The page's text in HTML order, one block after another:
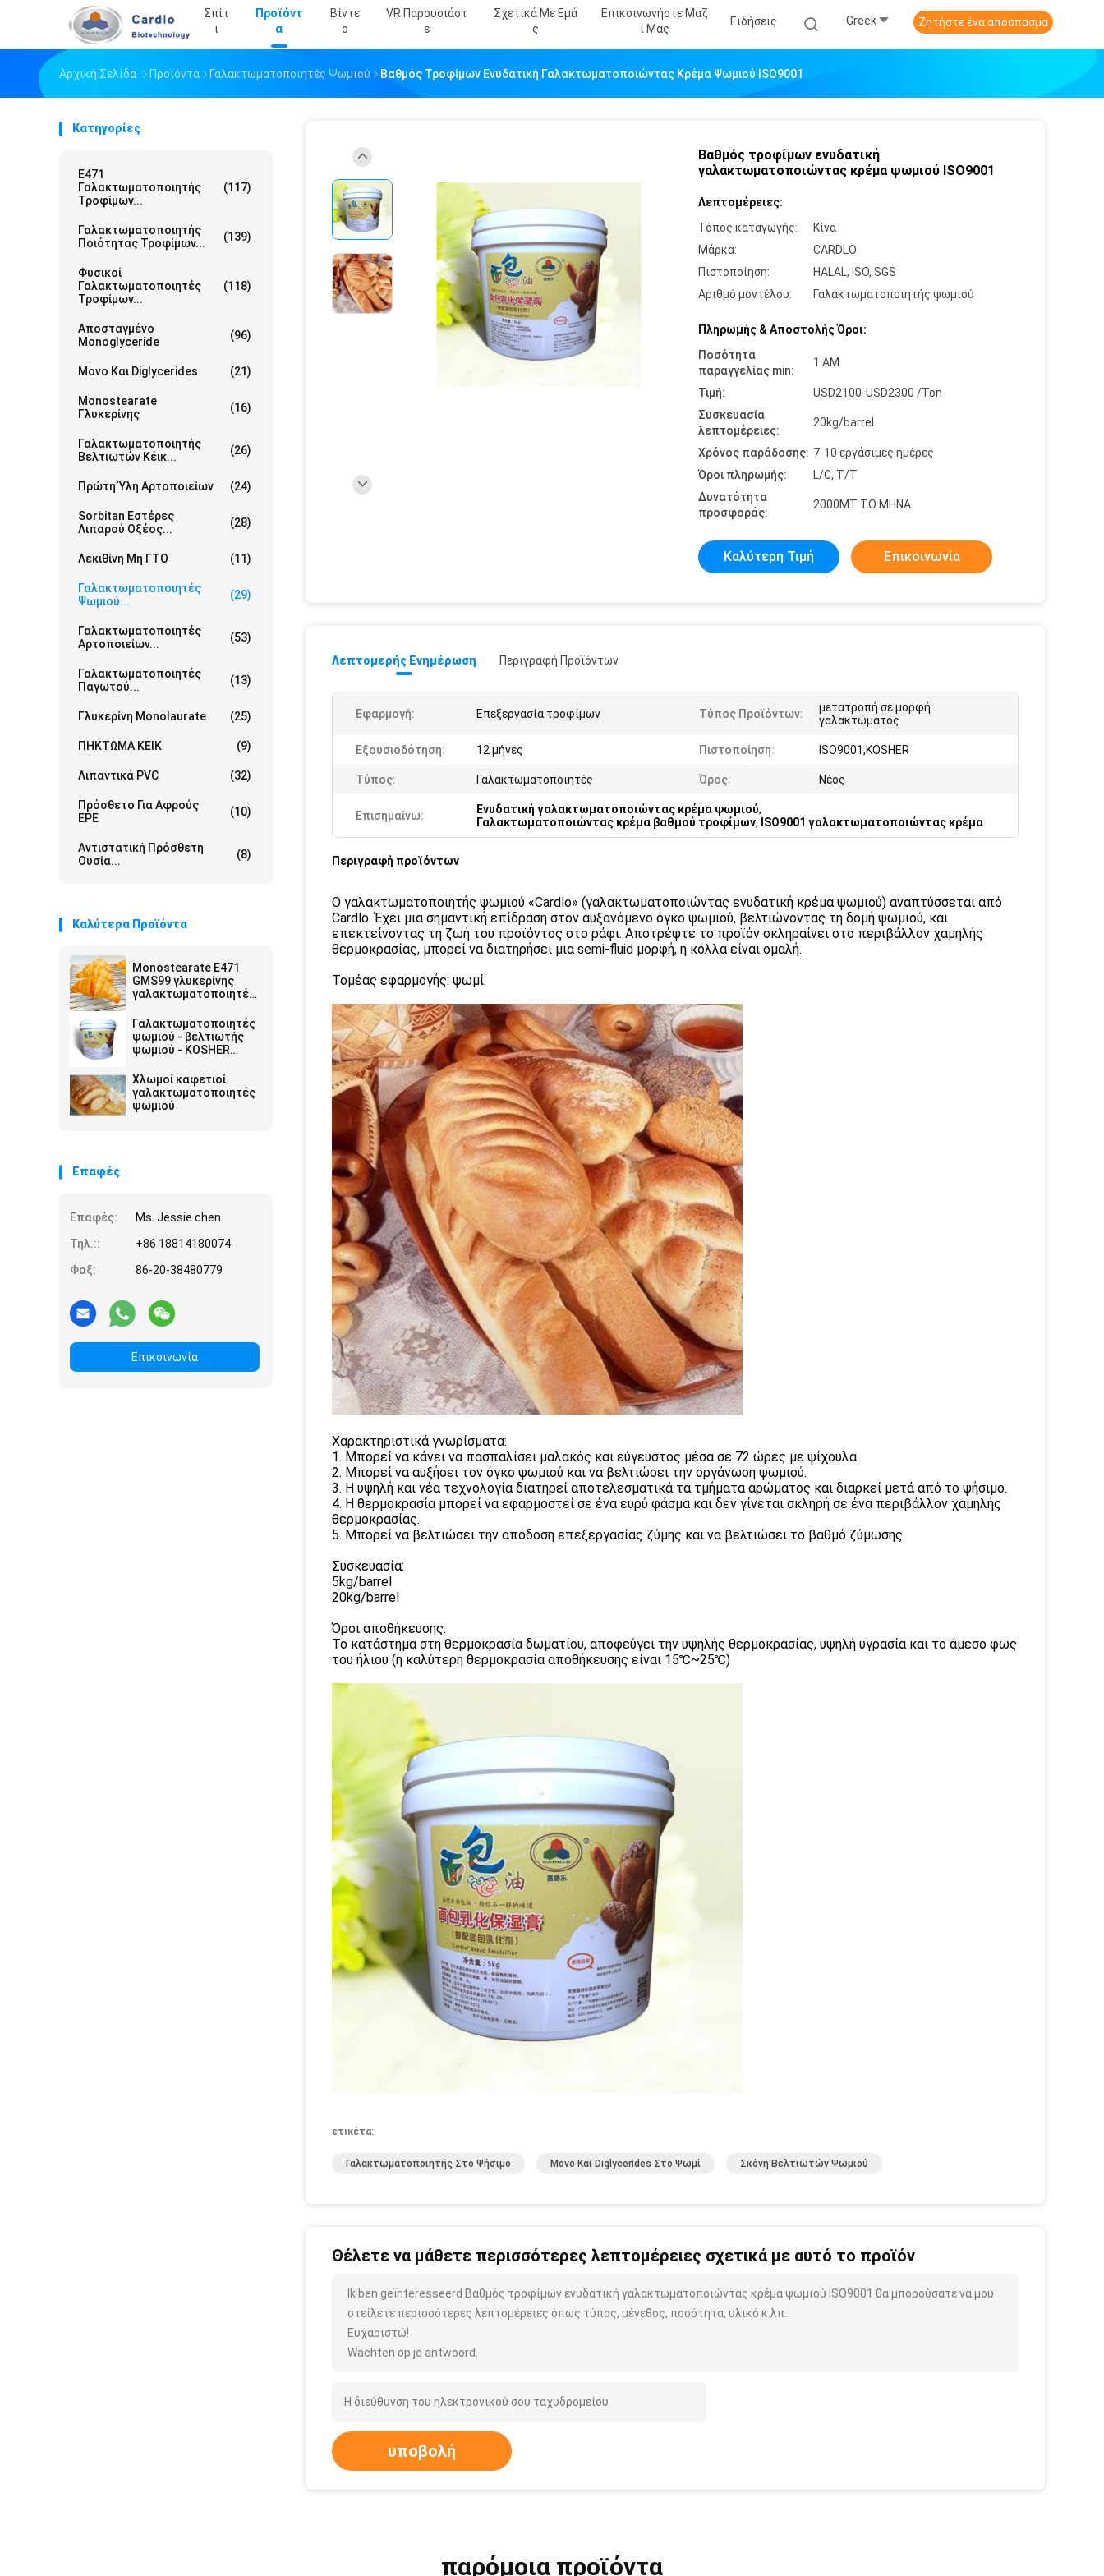
Σπίτ
Ι
Προϊόντ
Α
Βίντε
Ο
VR Παρουσιάστ
Ε
Σχετικά Με Εμά
Σ
Επικοινωνήστε Μαζ
Ί Μας
Ειδήσεις Greek Ζητήστε ένα απόσπασμα
Αρχική Σελίδα Προϊόντα Γαλακτωματοποιητές Ψωμιού Βαθμός Τροφίμων Ενυδατική Γαλακτωματοποιώντας Κρέμα Ψωμιού ISO9001
Κατηγορίες
E471
Γαλακτωματοποιητής
Τροφίμων...
(117)
Γαλακτωματοποιητής
Ποιότητας Τροφίμων...
(139)
Φυσικοί
Γαλακτωματοποιητές
Τροφίμων...
(118)
Αποσταγμένο
Monoglyceride
(96)
Μονο Και Diglycerides (21)
Monostearate
Γλυκερίνης
(16)
Γαλακτωματοποιητής
Βελτιωτών Κέικ...
(26)
Πρώτη Ύλη Αρτοποιείων (24)
Sorbitan Εστέρες
Λιπαρού Οξέος...
(28)
Λεκιθίνη Μη ΓΤΟ (11)
Γαλακτωματοποιητές
Ψωμιού...
(29)
Γαλακτωματοποιητές
Αρτοποιείων...
(53)
Γαλακτωματοποιητές
Παγωτού...
(13)
Γλυκερίνη Monolaurate (25)
ΠΗΚΤΩΜΑ ΚΕΙΚ (9)
Λιπαντικά PVC (32)
Πρόσθετο Για Αφρούς
EPE
(10)
Αντιστατική Πρόσθετη
Ουσία...
(8)
Καλύτερα Προϊόντα
Monostearate E471
GMS99 γλυκερίνης
γαλακτωματοποιητές
Γαλακτωματοποιητές
ψωμιού - βελτιωτής
ψωμιού - KOSHER
γαλακτωματοποιητές
Χλωμοί καφετιοί
γαλακτωματοποιητές
ψωμιού
Επαφές
Επαφές:
Ms. Jessie chen
Τηλ.::
+86 18814180074
Φαξ:
86-20-38480779
Επικοινωνία
Βαθμός τροφίμων ενυδατική
γαλακτωματοποιώντας κρέμα ψωμιού ISO9001
Λεπτομέρειες:
Τόπος καταγωγής:
Κίνα
Μάρκα:
CARDLO
Πιστοποίηση:
HALAL, ISO, SGS
Αριθμό μοντέλου:
Γαλακτωματοποιητής ψωμιού
Πληρωμής & Αποστολής Όροι:
Ποσότητα
παραγγελίας min:
1 ΑΜ
Τιμή:
USD2100-USD2300 /Ton
Συσκευασία
λεπτομέρειες:
20kg/barrel
Χρόνος παράδοσης: 7-10 εργάσιμες ημέρες
Όροι πληρωμής:
L/C, T/T
Δυνατότητα
προσφοράς:
2000MT ΤΟ ΜΗΝΑ
Καλύτερη Τιμή Επικοινωνία
Λεπτομερής Ενημέρωση Περιγραφή Προϊόντων
Εφαρμογή: Επεξεργασία τροφίμων Τύπος Προϊόντων:
μετατροπή σε μορφή
γαλακτώματος
Εξουσιοδότηση: 12 μήνες Πιστοποίηση: ISO9001,KOSHER
Τύπος: Γαλακτωματοποιητές Όρος: Νέος
Επισημαίνω: Ενυδατική γαλακτωματοποιώντας κρέμα ψωμιού,
Γαλακτωματοποιώντας κρέμα βαθμού τροφίμων, ISO9001 γαλακτωματοποιώντας κρέμα
Περιγραφή προϊόντων
Ο γαλακτωματοποιητής ψωμιού «Cardlo» (γαλακτωματοποιώντας ενυδατική κρέμα ψωμιού) αναπτύσσεται από
Cardlo. Έχει μια σημαντική επίδραση στον αυξανόμενο όγκο ψωμιού, βελτιώνοντας τη δομή ψωμιού, και
επεκτείνοντας τη ζωή του προϊόντος στο ράφι. Αποτρέψτε το προϊόν σκληραίνει στο περιβάλλον χαμηλής
θερμοκρασίας, μπορεί να διατηρήσει μια semi-fluid μορφή, η κόλλα είναι ομαλή.
Τομέας εφαρμογής: ψωμί.
Χαρακτηριστικά γνωρίσματα:
1. Μπορεί να κάνει να πασπαλίσει μαλακός και εύγευστος μέσα σε 72 ώρες με ψίχουλα.
2. Μπορεί να αυξήσει τον όγκο ψωμιού και να βελτιώσει την οργάνωση ψωμιού.
3. Η υψηλή και νέα τεχνολογία διατηρεί αποτελεσματικά τα τμήματα αρώματος και διαρκεί μετά από το ψήσιμο.
4. Η θερμοκρασία μπορεί να εφαρμοστεί σε ένα ευρύ φάσμα και δεν γίνεται σκληρή σε ένα περιβάλλον χαμηλής
θερμοκρασίας.
5. Μπορεί να βελτιώσει την απόδοση επεξεργασίας ζύμης και να βελτιώσει το βαθμό ζύμωσης.
Συσκευασία:
5kg/barrel
20kg/barrel
Όροι αποθήκευσης:
Το κατάστημα στη θερμοκρασία δωματίου, αποφεύγει την υψηλής θερμοκρασίας, υψηλή υγρασία και το άμεσο φως
του ήλιου (η καλύτερη θερμοκρασία αποθήκευσης είναι 15℃~25℃)
ετικέτα:
Γαλακτωματοποιητής Στο Ψήσιμο Μονο Και Diglycerides Στο Ψωμί Σκόνη Βελτιωτών Ψωμιού
Θέλετε να μάθετε περισσότερες λεπτομέρειες σχετικά με αυτό το προϊόν
Ik ben geïnteresseerd Βαθμός τροφίμων ενυδατική γαλακτωματοποιώντας κρέμα ψωμιού ISO9001 θα μπορούσατε να μου
στείλετε περισσότερες λεπτομέρειες όπως τύπος, μέγεθος, ποσότητα, υλικό κ.λπ.
Ευχαριστώ!
Wachten op je antwoord.
υποβολή
παρόμοια προϊόντα